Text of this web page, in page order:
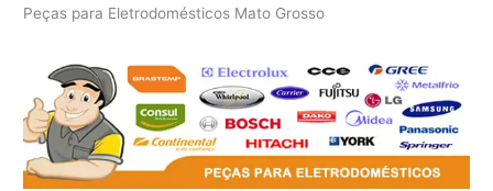
Peças para Eletrodomésticos Mato Grosso